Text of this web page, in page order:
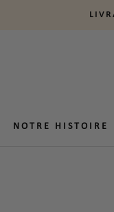
NOTRE HISTOIRE
NOTRE HISTOIRE